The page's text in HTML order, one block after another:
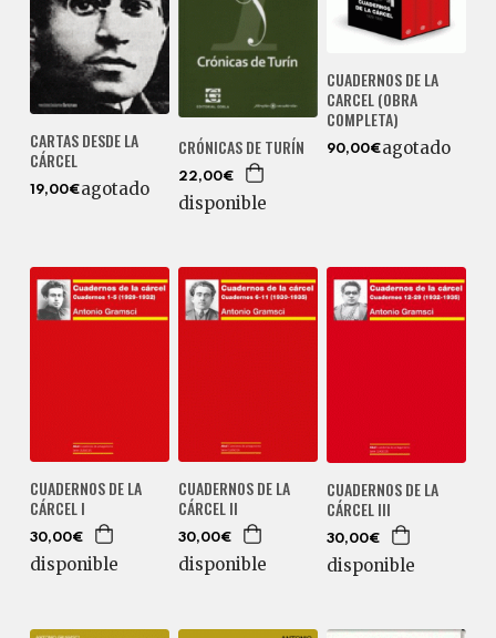
CARTAS DESDE LA
CÁRCEL
19,00€agotado
CRÓNICAS DE TURÍN
22,00€
disponible
CUADERNOS DE LA
CARCEL (OBRA
COMPLETA)
90,00€agotado
CUADERNOS DE LA
CÁRCEL I
30,00€
disponible
CUADERNOS DE LA
CÁRCEL II
30,00€
disponible
CUADERNOS DE LA
CÁRCEL III
30,00€
disponible